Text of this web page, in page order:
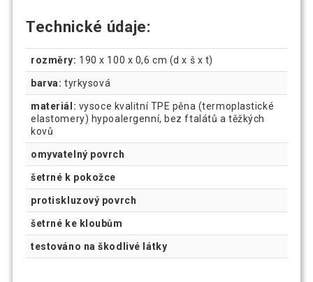
Technické údaje:
rozměry: 190 x 100 x 0,6 cm (d x š x t)
barva: tyrkysová
materiál: vysoce kvalitní TPE pěna (termoplastické
elastomery) hypoalergenní, bez ftalátů a těžkých
kovů
omyvatelný povrch
šetrné k pokožce
protiskluzový povrch
šetrné ke kloubům
testováno na škodlivé látky